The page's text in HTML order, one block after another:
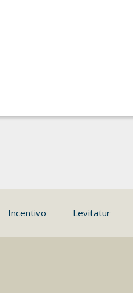
Incentivo Levitatur